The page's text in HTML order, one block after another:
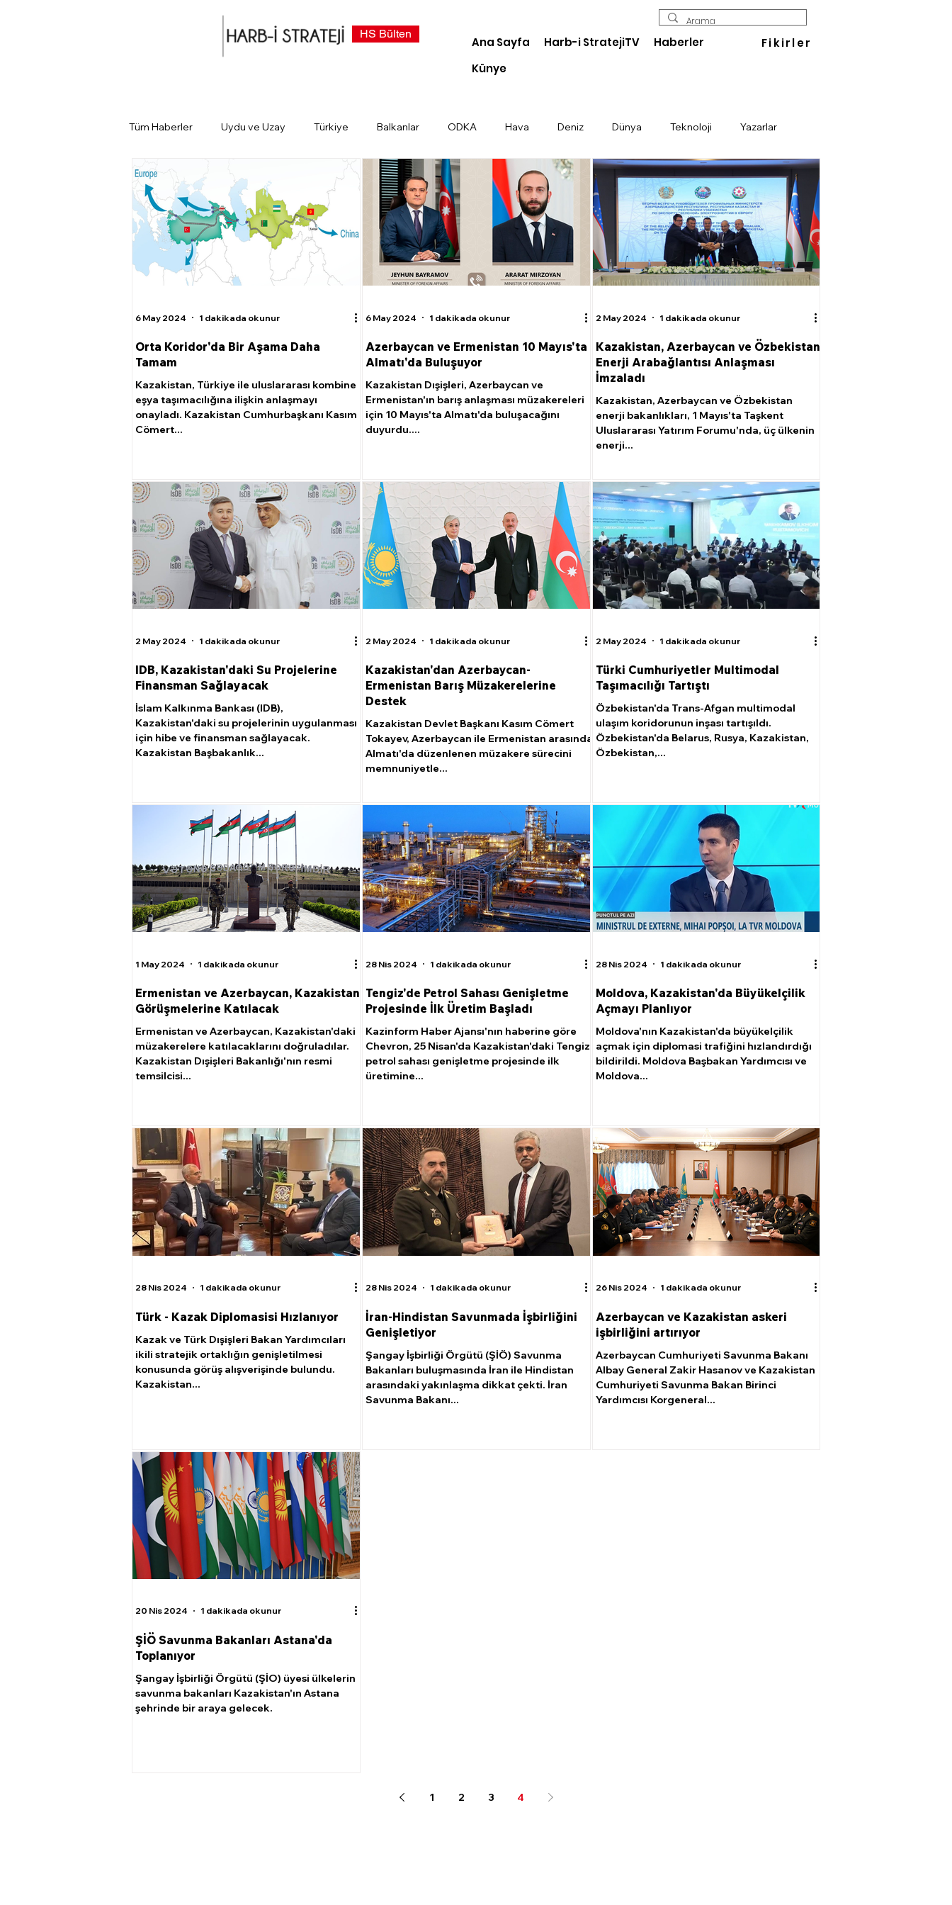
HS Bülten
Ana Sayfa Harb-i StratejiTV
Haberler
Künye
Fikirler
Tüm Haberler Uydu ve Uzay Türkiye Balkanlar ODKA Hava Deniz Dünya Teknoloji Yazarlar
Günün Gündemi Tarihin Gündemi Dosya Haber Türk Devletleri Siber Enerji Savunma
Orta Koridor'da Bir Aşama Daha
Tamam
Kazakistan, Türkiye ile uluslararası kombine
eşya taşımacılığına ilişkin anlaşmayı
onayladı. Kazakistan Cumhurbaşkanı Kasım
Cömert...
6 May 2024 1 dakikada okunur
Azerbaycan ve Ermenistan 10 Mayıs'ta
Almatı'da Buluşuyor
Kazakistan Dışişleri, Azerbaycan ve
Ermenistan'ın barış anlaşması müzakereleri
için 10 Mayıs'ta Almatı'da buluşacağını
duyurdu....
6 May 2024 1 dakikada okunur
Kazakistan, Azerbaycan ve Özbekistan
Enerji Arabağlantısı Anlaşması
İmzaladı
Kazakistan, Azerbaycan ve Özbekistan
enerji bakanlıkları, 1 Mayıs'ta Taşkent
Uluslararası Yatırım Forumu'nda, üç ülkenin
enerji...
2 May 2024 1 dakikada okunur
IDB, Kazakistan'daki Su Projelerine
Finansman Sağlayacak
İslam Kalkınma Bankası (IDB),
Kazakistan'daki su projelerinin uygulanması
için hibe ve finansman sağlayacak.
Kazakistan Başbakanlık...
2 May 2024 1 dakikada okunur
Kazakistan'dan Azerbaycan-
Ermenistan Barış Müzakerelerine
Destek
Kazakistan Devlet Başkanı Kasım Cömert
Tokayev, Azerbaycan ile Ermenistan arasında
Almatı'da düzenlenen müzakere sürecini
memnuniyetle...
2 May 2024 1 dakikada okunur
Türki Cumhuriyetler Multimodal
Taşımacılığı Tartıştı
Özbekistan'da Trans-Afgan multimodal
ulaşım koridorunun inşası tartışıldı.
Özbekistan'da Belarus, Rusya, Kazakistan,
Özbekistan,...
2 May 2024 1 dakikada okunur
Ermenistan ve Azerbaycan, Kazakistan
Görüşmelerine Katılacak
Ermenistan ve Azerbaycan, Kazakistan'daki
müzakerelere katılacaklarını doğruladılar.
Kazakistan Dışişleri Bakanlığı'nın resmi
temsilcisi...
1 May 2024 1 dakikada okunur
Tengiz'de Petrol Sahası Genişletme
Projesinde İlk Üretim Başladı
Kazinform Haber Ajansı'nın haberine göre
Chevron, 25 Nisan'da Kazakistan'daki Tengiz
petrol sahası genişletme projesinde ilk
üretimine...
28 Nis 2024 1 dakikada okunur
Moldova, Kazakistan'da Büyükelçilik
Açmayı Planlıyor
Moldova'nın Kazakistan'da büyükelçilik
açmak için diplomasi trafiğini hızlandırdığı
bildirildi. Moldova Başbakan Yardımcısı ve
Moldova...
28 Nis 2024 1 dakikada okunur
Türk - Kazak Diplomasisi Hızlanıyor
Kazak ve Türk Dışişleri Bakan Yardımcıları
ikili stratejik ortaklığın genişletilmesi
konusunda görüş alışverişinde bulundu.
Kazakistan...
28 Nis 2024 1 dakikada okunur
İran-Hindistan Savunmada İşbirliğini
Genişletiyor
Şangay İşbirliği Örgütü (ŞİÖ) Savunma
Bakanları buluşmasında İran ile Hindistan
arasındaki yakınlaşma dikkat çekti. İran
Savunma Bakanı...
28 Nis 2024 1 dakikada okunur
Azerbaycan ve Kazakistan askeri
işbirliğini artırıyor
Azerbaycan Cumhuriyeti Savunma Bakanı
Albay General Zakir Hasanov ve Kazakistan
Cumhuriyeti Savunma Bakan Birinci
Yardımcısı Korgeneral...
26 Nis 2024 1 dakikada okunur
ŞİÖ Savunma Bakanları Astana'da
Toplanıyor
Şangay İşbirliği Örgütü (ŞİO) üyesi ülkelerin
savunma bakanları Kazakistan'ın Astana
şehrinde bir araya gelecek.
20 Nis 2024 1 dakikada okunur
1 2 3 4